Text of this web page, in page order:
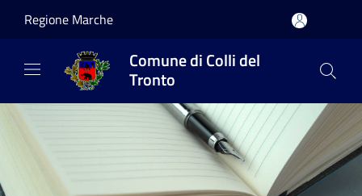
Regione Marche
Comune di Colli del
Tronto